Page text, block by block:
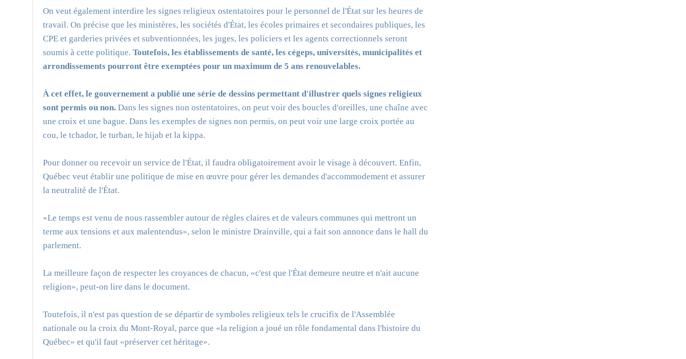
On veut également interdire les signes religieux ostentatoires pour le personnel de l'État sur les heures de
travail. On précise que les ministères, les sociétés d'État, les écoles primaires et secondaires publiques, les
CPE et garderies privées et subventionnées, les juges, les policiers et les agents correctionnels seront
soumis à cette politique.Toutefois, les établissements de santé, les cégeps, universités, municipalités et
arrondissements pourront être exemptées pour un maximum de 5 ans renouvelables.
À cet effet, le gouvernement a publié une série de dessins permettant d'illustrer quels signes religieux
sont permis ou non.Dans les signes non ostentatoires, on peut voir des boucles d'oreilles, une chaîne avec
une croix et une bague. Dans les exemples de signes non permis, on peut voir une large croix portée au
cou, le tchador, le turban, le hijab et la kippa.
Pour donner ou recevoir un service de l'État, il faudra obligatoirement avoir le visage à découvert. Enfin,
Québec veut établir une politique de mise en œuvre pour gérer les demandes d'accommodement et assurer
la neutralité de l'État.
«Le temps est venu de nous rassembler autour de règles claires et de valeurs communes qui mettront un
terme aux tensions et aux malentendus», selon le ministre Drainville, qui a fait son annonce dans le hall du
parlement.
La meilleure façon de respecter les croyances de chacun, «c'est que l'État demeure neutre et n'ait aucune
religion», peut-on lire dans le document.
Toutefois, il n'est pas question de se départir de symboles religieux tels le crucifix de l'Assemblée
nationale ou la croix du Mont-Royal, parce que «la religion a joué un rôle fondamental dans l'histoire du
Québec» et qu'il faut «préserver cet héritage».